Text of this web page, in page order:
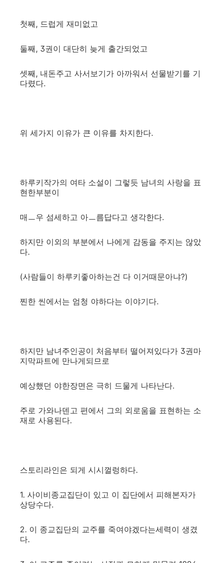
첫째, 드럽게 재미없고
둘째, 3권이 대단히 늦게 출간되었고
셋째, 내돈주고 사서보기가 아까워서 선물받기를 기
다렸다.
위 세가지 이유가 큰 이유를 차지한다.
하루키작가의 여타 소설이 그렇듯 남녀의 사랑을 표
현한부분이
매ㅡ우 섬세하고 아ㅡ름답다고 생각한다.
하지만 이외의 부분에서 나에게 감동을 주지는 않았
다.
(사람들이 하루키좋아하는건 다 이거때문아냐?)
찐한 씬에서는 엄청 야하다는 이야기다.
하지만 남녀주인공이 처음부터 떨어져있다가 3권마
지막파트에 만나게되므로
예상했던 야한장면은 극히 드물게 나타난다.
주로 가와나덴고 편에서 그의 외로움을 표현하는 소
재로 사용된다.
스토리라인은 되게 시시껄렁하다.
1. 사이비종교집단이 있고 이 집단에서 피해본자가
상당수다.
2. 이 종교집단의 교주를 죽여야겠다는세력이 생겼
다.